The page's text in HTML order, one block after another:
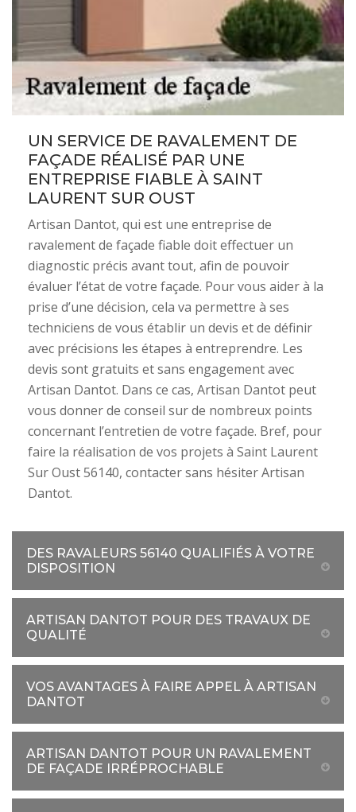
UN SERVICE DE RAVALEMENT DE
FAÇADE RÉALISÉ PAR UNE
ENTREPRISE FIABLE À SAINT
LAURENT SUR OUST
Artisan Dantot, qui est une entreprise de
ravalement de façade fiable doit effectuer un
diagnostic précis avant tout, afin de pouvoir
évaluer l’état de votre façade. Pour vous aider à la
prise d’une décision, cela va permettre à ses
techniciens de vous établir un devis et de définir
avec précisions les étapes à entreprendre. Les
devis sont gratuits et sans engagement avec
Artisan Dantot. Dans ce cas, Artisan Dantot peut
vous donner de conseil sur de nombreux points
concernant l’entretien de votre façade. Bref, pour
faire la réalisation de vos projets à Saint Laurent
Sur Oust 56140, contacter sans hésiter Artisan
Dantot.
DES RAVALEURS 56140 QUALIFIÉS À VOTRE
DISPOSITION
ARTISAN DANTOT POUR DES TRAVAUX DE
QUALITÉ
VOS AVANTAGES À FAIRE APPEL À ARTISAN
DANTOT
ARTISAN DANTOT POUR UN RAVALEMENT
DE FAÇADE IRRÉPROCHABLE